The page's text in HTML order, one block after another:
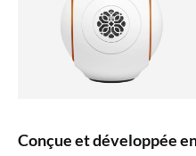
Conçue et développée